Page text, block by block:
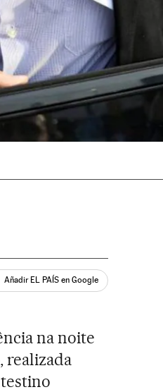
Añadir EL PAÍS en Google
na noite
realizada